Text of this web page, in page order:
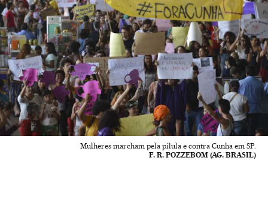
Mulheres marcham pela pílula e contra Cunha em SP.
F. R. POZZEBOM (AG. BRASIL)